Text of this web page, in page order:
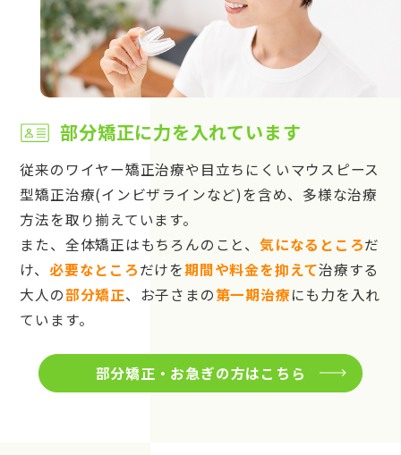
部分矯正に力を入れています
従来のワイヤー矯正治療や目立ちにくいマウスピース
型矯正治療(インビザラインなど)を含め、多様な治療
方法を取り揃えています。
また、全体矯正はもちろんのこと、 気になるところだ
け、 必要なところだけを期間や料金を抑えて治療する
大人の部分矯正、お子さまの第一期治療にも力を入れ
ています。
部分矯正・お急ぎの方はこちら